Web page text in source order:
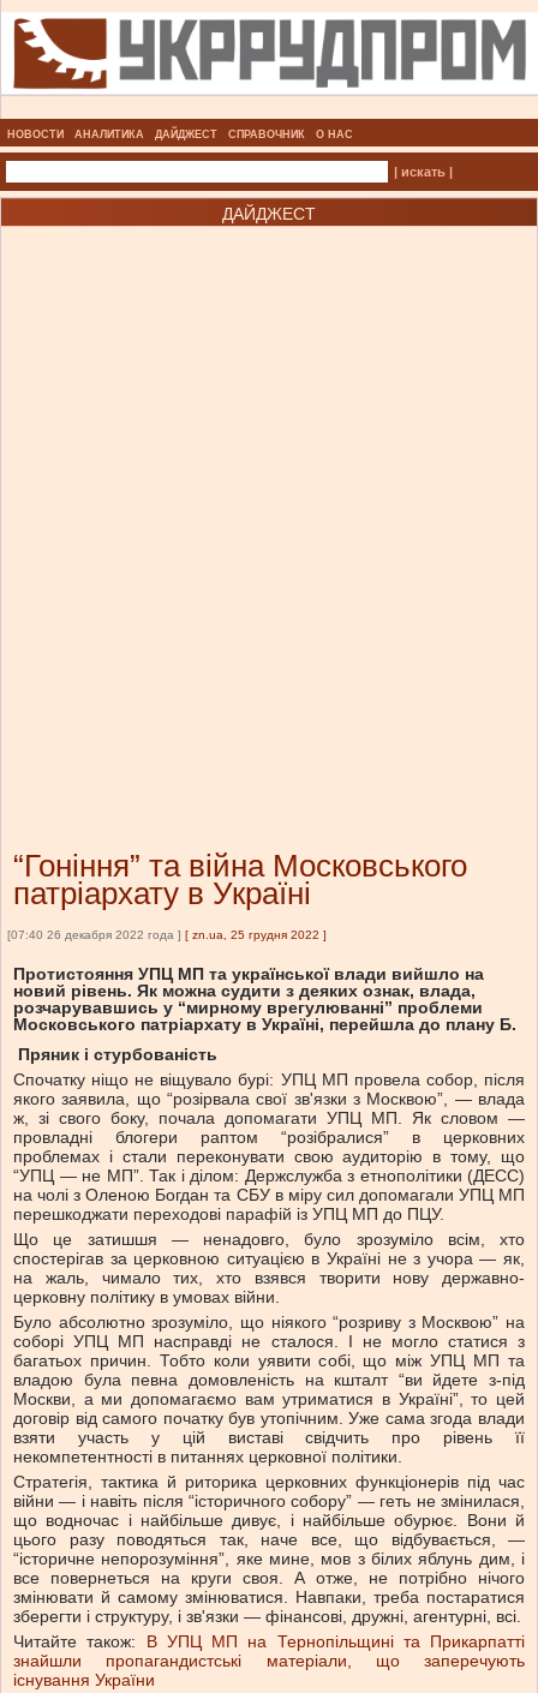
НОВОСТИ АНАЛИТИКА ДАЙДЖЕСТ СПРАВОЧНИК О НАС
| искать |
ДАЙДЖЕСТ
“Гоніння” та війна Московського
патріархату в Україні
[07:40 26 декабря 2022 года ] [ zn.ua, 25 грудня 2022 ]
Протистояння УПЦ МП та української влади вийшло на
новий рівень. Як можна судити з деяких ознак, влада,
розчарувавшись у “мирному врегулюванні” проблеми
Московського патріархату в Україні, перейшла до плану Б.
Пряник і стурбованість
Спочатку ніщо не віщувало бурі: УПЦ МП провела собор, після
якого заявила, що “розірвала свої зв'язки з Москвою”, — влада
ж, зі свого боку, почала допомагати УПЦ МП. Як словом —
провладні блогери раптом “розібралися” в церковних
проблемах і стали переконувати свою аудиторію в тому, що
“УПЦ — не МП”. Так і ділом: Держслужба з етнополітики (ДЕСС)
на чолі з Оленою Богдан та СБУ в міру сил допомагали УПЦ МП
перешкоджати переходові парафій із УПЦ МП до ПЦУ.
Що це затишшя — ненадовго, було зрозуміло всім, хто
спостерігав за церковною ситуацією в Україні не з учора — як,
на жаль, чимало тих, хто взявся творити нову державно-
церковну політику в умовах війни.
Було абсолютно зрозуміло, що ніякого “розриву з Москвою” на
соборі УПЦ МП насправді не сталося. І не могло статися з
багатьох причин. Тобто коли уявити собі, що між УПЦ МП та
владою була певна домовленість на кшталт “ви йдете з-під
Москви, а ми допомагаємо вам утриматися в Україні”, то цей
договір від самого початку був утопічним. Уже сама згода влади
взяти участь у цій виставі свідчить про рівень її
некомпетентності в питаннях церковної політики.
Стратегія, тактика й риторика церковних функціонерів під час
війни — і навіть після “історичного собору” — геть не змінилася,
що водночас і найбільше дивує, і найбільше обурює. Вони й
цього разу поводяться так, наче все, що відбувається, —
“історичне непорозуміння”, яке мине, мов з білих яблунь дим, і
все повернеться на круги своя. А отже, не потрібно нічого
змінювати й самому змінюватися. Навпаки, треба постаратися
зберегти і структуру, і зв'язки — фінансові, дружні, агентурні, всі.
Читайте також: В УПЦ МП на Тернопільщині та Прикарпатті
знайшли пропагандистські матеріали, що заперечують
існування України